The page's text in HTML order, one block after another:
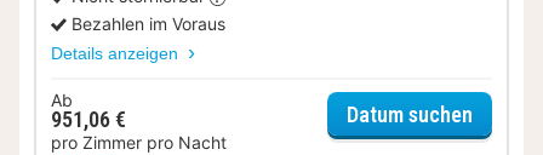
Bezahlen im Voraus
Details anzeigen
Ab
951,06 €
pro Zimmer pro Nacht
Datum suchen